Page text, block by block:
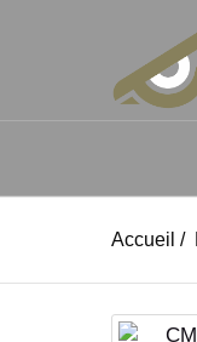
Accueil /